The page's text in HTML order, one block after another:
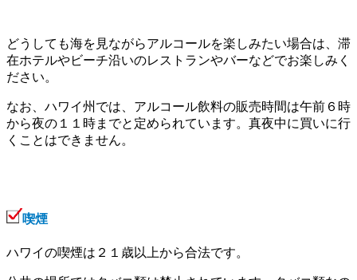
どうしても海を見ながらアルコールを楽しみたい場合は、滞
在ホテルやビーチ沿いのレストランやバーなどでお楽しみく
ださい。
なお、ハワイ州では、アルコール飲料の販売時間は午前６時
から夜の１１時までと定められています。真夜中に買いに行
くことはできません。
喫煙
ハワイの喫煙は２１歳以上から合法です。